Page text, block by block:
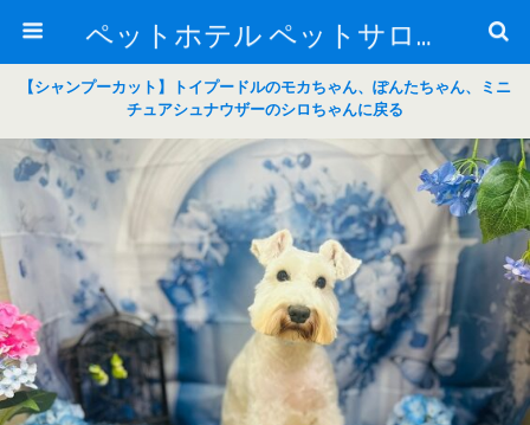
ペットホテル ペットサロン トリミングサロン 東京 ヌーノクラブのブログ
【シャンプーカット】トイプードルのモカちゃん、ぽんたちゃん、ミニ
チュアシュナウザーのシロちゃんに戻る